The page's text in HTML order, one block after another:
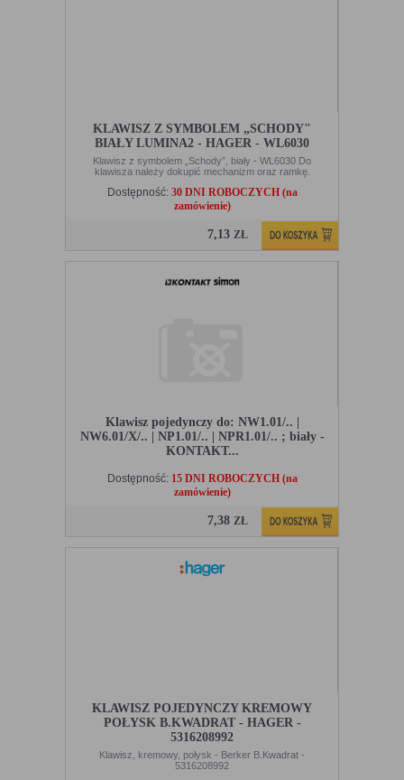
KLAWISZ Z SYMBOLEM „SCHODY"
BIAŁY LUMINA2 - HAGER - WL6030
Klawisz z symbolem „Schody”, biały - WL6030 Do
klawisza należy dokupić mechanizm oraz ramkę.
Dostępność: 30 DNI ROBOCZYCH (na
zamówienie)
7,13 ZŁ
Klawisz pojedynczy do: NW1.01/.. |
NW6.01/X/.. | NP1.01/.. | NPR1.01/.. ; biały -
KONTAKT...
Dostępność: 15 DNI ROBOCZYCH (na
zamówienie)
7,38 ZŁ
KLAWISZ POJEDYNCZY KREMOWY
POŁYSK B.KWADRAT - HAGER -
5316208992
Klawisz, kremowy, połysk - Berker B.Kwadrat -
5316208992